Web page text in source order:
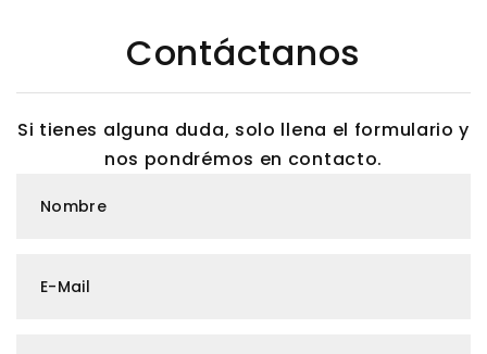
Contáctanos
Si tienes alguna duda, solo llena el formulario y
nos pondrémos en contacto.
Nombre
E-Mail